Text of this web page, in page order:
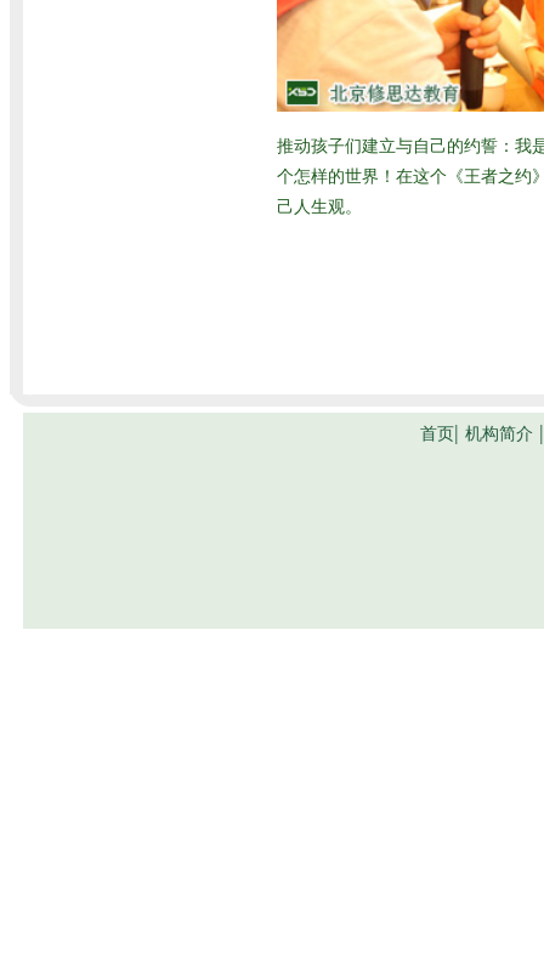
推动孩子们建立与自己的约誓：我
个怎样的世界！在这个《王者之约
己人生观。